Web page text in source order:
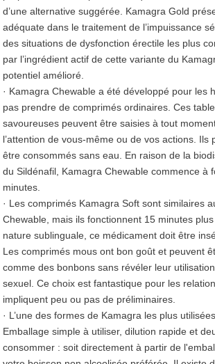
d’une alternative suggérée. Kamagra Gold
adéquate dans le traitement de l’impuissance
des situations de dysfonction érectile les plus
par l’ingrédient actif de cette variante du
potentiel amélioré.
· Kamagra Chewable a été développé pour les
pas prendre de comprimés ordinaires. Ces
savoureuses peuvent être saisies à tout
l’attention de vous-même ou de vos actions. Ils
être consommés sans eau. En raison de la
du Sildénafil, Kamagra Chewable commence à
minutes.
· Les comprimés Kamagra Soft sont similaires
Chewable, mais ils fonctionnent 15 minutes
nature sublinguale, ce médicament doit être
Les comprimés mous ont bon goût et peuvent
comme des bonbons sans révéler leur
sexuel. Ce choix est fantastique pour les
impliquent peu ou pas de préliminaires.
· L’une des formes de Kamagra les plus
Emballage simple à utiliser, dilution rapide et
consommer : soit directement à partir de